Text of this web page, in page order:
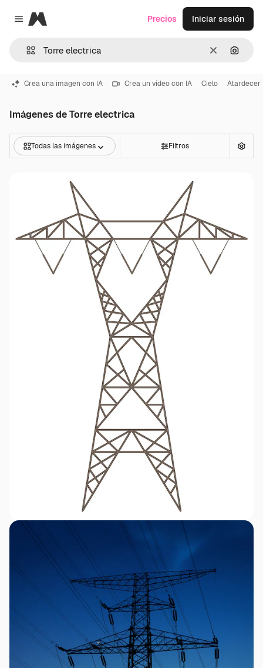
Close menu
Magnific
Borrar
Precios Iniciar sesión
Crea una imagen con IA Crea un vídeo con IA Cielo Atardecer
Imágenes de Torre electrica
Todas las imágenes Filtros